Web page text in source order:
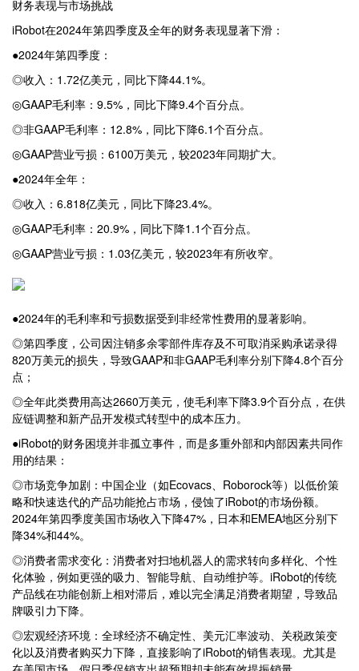
财务表现与市场挑战
iRobot在2024年第四季度及全年的财务表现显著下滑：
●2024年第四季度：
◎收入：1.72亿美元，同比下降44.1%。
◎GAAP毛利率：9.5%，同比下降9.4个百分点。
◎非GAAP毛利率：12.8%，同比下降6.1个百分点。
◎GAAP营业亏损：6100万美元，较2023年同期扩大。
●2024年全年：
◎收入：6.818亿美元，同比下降23.4%。
◎GAAP毛利率：20.9%，同比下降1.1个百分点。
◎GAAP营业亏损：1.03亿美元，较2023年有所收窄。
●2024年的毛利率和亏损数据受到非经常性费用的显著影响。
◎第四季度，公司因注销多余零部件库存及不可取消采购承诺录得
820万美元的损失，导致GAAP和非GAAP毛利率分别下降4.8个百分
点；
◎全年此类费用高达2660万美元，使毛利率下降3.9个百分点，在供
应链调整和新产品开发模式转型中的成本压力。
●iRobot的财务困境并非孤立事件，而是多重外部和内部因素共同作
用的结果：
◎市场竞争加剧：中国企业（如Ecovacs、Roborock等）以低价策
略和快速迭代的产品功能抢占市场，侵蚀了iRobot的市场份额。
2024年第四季度美国市场收入下降47%，日本和EMEA地区分别下
降34%和44%。
◎消费者需求变化：消费者对扫地机器人的需求转向多样化、个性
化体验，例如更强的吸力、智能导航、自动维护等。iRobot的传统
产品线在功能创新上相对滞后，难以完全满足消费者期望，导致品
牌吸引力下降。
◎宏观经济环境：全球经济不确定性、美元汇率波动、关税政策变
化以及消费者购买力下降，直接影响了iRobot的销售表现。尤其是